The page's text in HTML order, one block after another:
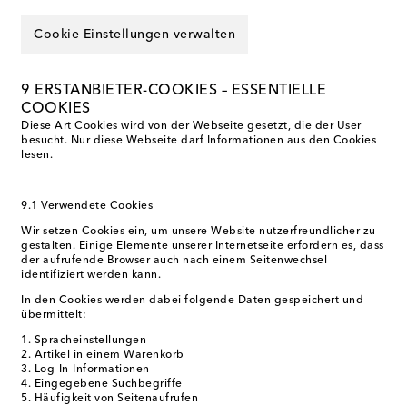
Cookie Einstellungen verwalten
9 ERSTANBIETER-COOKIES – ESSENTIELLE
COOKIES
Diese Art Cookies wird von der Webseite gesetzt, die der User
besucht. Nur diese Webseite darf Informationen aus den Cookies
lesen.
9.1 Verwendete Cookies
Wir setzen Cookies ein, um unsere Website nutzerfreundlicher zu
gestalten. Einige Elemente unserer Internetseite erfordern es, dass
der aufrufende Browser auch nach einem Seitenwechsel
identifiziert werden kann.
In den Cookies werden dabei folgende Daten gespeichert und
übermittelt:
Spracheinstellungen
Artikel in einem Warenkorb
Log-In-Informationen
Eingegebene Suchbegriffe
Häufigkeit von Seitenaufrufen